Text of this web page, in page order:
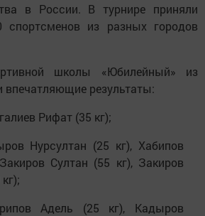
в России. В турнире приняли
спортсменов из разных городов
школы «Юбилейный» из
впечатляющие результаты:
Рифат (35 кг);
Нурсултан (25 кг), Хабипов
Султан (55 кг), Закиров
Адель (25 кг), Кадыров